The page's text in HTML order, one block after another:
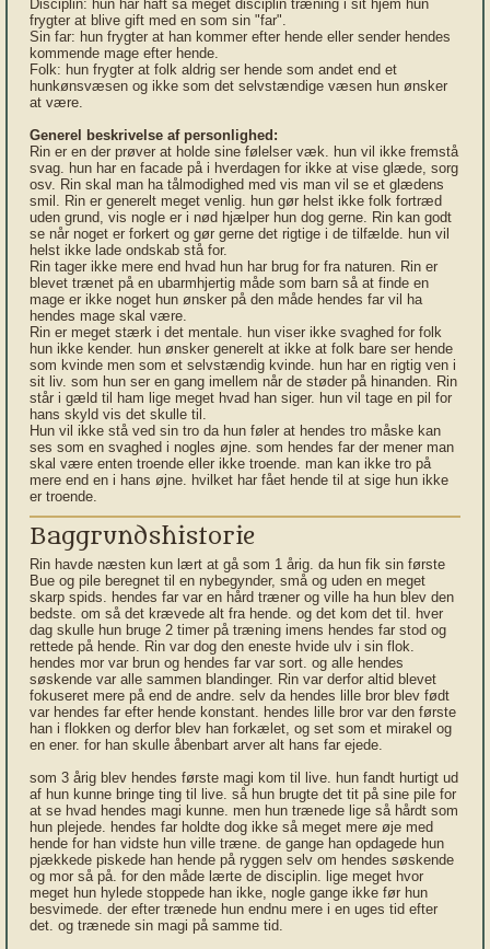
Disciplin: hun har haft så meget disciplin træning i sit hjem hun
frygter at blive gift med en som sin "far".
Sin far: hun frygter at han kommer efter hende eller sender hendes
kommende mage efter hende.
Folk: hun frygter at folk aldrig ser hende som andet end et
hunkønsvæsen og ikke som det selvstændige væsen hun ønsker
at være.
Generel beskrivelse af personlighed:
Rin er en der prøver at holde sine følelser væk. hun vil ikke fremstå
svag. hun har en facade på i hverdagen for ikke at vise glæde, sorg
osv. Rin skal man ha tålmodighed med vis man vil se et glædens
smil. Rin er generelt meget venlig. hun gør helst ikke folk fortræd
uden grund, vis nogle er i nød hjælper hun dog gerne. Rin kan godt
se når noget er forkert og gør gerne det rigtige i de tilfælde. hun vil
helst ikke lade ondskab stå for.
Rin tager ikke mere end hvad hun har brug for fra naturen. Rin er
blevet trænet på en ubarmhjertig måde som barn så at finde en
mage er ikke noget hun ønsker på den måde hendes far vil ha
hendes mage skal være.
Rin er meget stærk i det mentale. hun viser ikke svaghed for folk
hun ikke kender. hun ønsker generelt at ikke at folk bare ser hende
som kvinde men som et selvstændig kvinde. hun har en rigtig ven i
sit liv. som hun ser en gang imellem når de støder på hinanden. Rin
står i gæld til ham lige meget hvad han siger. hun vil tage en pil for
hans skyld vis det skulle til.
Hun vil ikke stå ved sin tro da hun føler at hendes tro måske kan
ses som en svaghed i nogles øjne. som hendes far der mener man
skal være enten troende eller ikke troende. man kan ikke tro på
mere end en i hans øjne. hvilket har fået hende til at sige hun ikke
er troende.
Baggrundshistorie
Rin havde næsten kun lært at gå som 1 årig. da hun fik sin første
Bue og pile beregnet til en nybegynder, små og uden en meget
skarp spids. hendes far var en hård træner og ville ha hun blev den
bedste. om så det krævede alt fra hende. og det kom det til. hver
dag skulle hun bruge 2 timer på træning imens hendes far stod og
rettede på hende. Rin var dog den eneste hvide ulv i sin flok.
hendes mor var brun og hendes far var sort. og alle hendes
søskende var alle sammen blandinger. Rin var derfor altid blevet
fokuseret mere på end de andre. selv da hendes lille bror blev født
var hendes far efter hende konstant. hendes lille bror var den første
han i flokken og derfor blev han forkælet, og set som et mirakel og
en ener. for han skulle åbenbart arver alt hans far ejede.
som 3 årig blev hendes første magi kom til live. hun fandt hurtigt ud
af hun kunne bringe ting til live. så hun brugte det tit på sine pile for
at se hvad hendes magi kunne. men hun trænede lige så hårdt som
hun plejede. hendes far holdte dog ikke så meget mere øje med
hende for han vidste hun ville træne. de gange han opdagede hun
pjækkede piskede han hende på ryggen selv om hendes søskende
og mor så på. for den måde lærte de disciplin. lige meget hvor
meget hun hylede stoppede han ikke, nogle gange ikke før hun
besvimede. der efter trænede hun endnu mere i en uges tid efter
det. og trænede sin magi på samme tid.